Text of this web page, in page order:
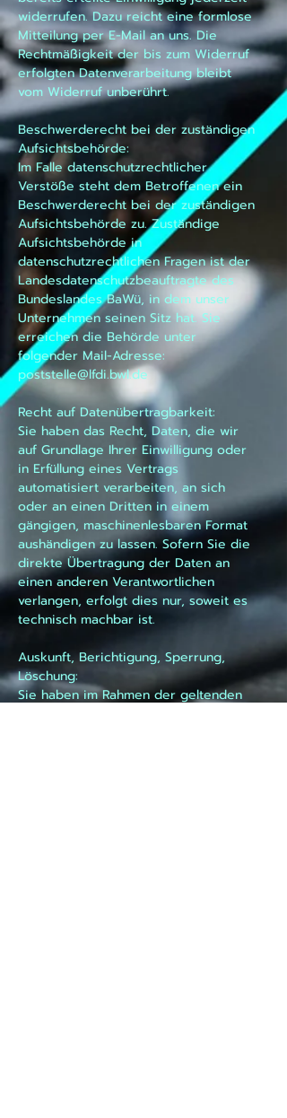
widerrufen. Dazu reicht eine formlose
Mitteilung per E-Mail an uns. Die
Rechtmäßigkeit der bis zum Widerruf
erfolgten Datenverarbeitung bleibt
vom Widerruf unberührt.
Beschwerderecht bei der zuständigen
Aufsichtsbehörde:
Im Falle datenschutzrechtlicher
Verstöße steht dem Betroffenen ein
Beschwerderecht bei der zuständigen
Aufsichtsbehörde zu. Zuständige
Aufsichtsbehörde in
datenschutzrechtlichen Fragen ist der
Landesdatenschutzbeauftragte des
Bundeslandes BaWü, in dem unser
Unternehmen seinen Sitz hat. Sie
erreichen die Behörde unter
folgender Mail-Adresse:
poststelle@lfdi.bwl.de
Recht auf Datenübertragbarkeit:
Sie haben das Recht, Daten, die wir
auf Grundlage Ihrer Einwilligung oder
in Erfüllung eines Vertrags
automatisiert verarbeiten, an sich
oder an einen Dritten in einem
gängigen, maschinenlesbaren Format
aushändigen zu lassen. Sofern Sie die
direkte Übertragung der Daten an
einen anderen Verantwortlichen
verlangen, erfolgt dies nur, soweit es
technisch machbar ist.
Auskunft, Berichtigung, Sperrung,
Löschung:
Sie haben im Rahmen der geltenden